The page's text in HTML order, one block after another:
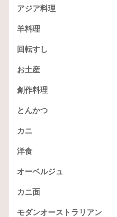
アジア料理
羊料理
回転すし
お土産
創作料理
とんかつ
カニ
洋食
オーベルジュ
カニ面
モダンオーストラリアン